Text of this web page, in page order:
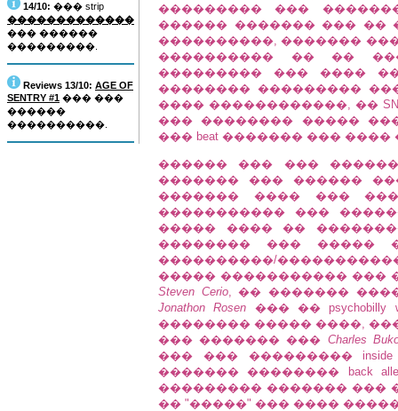
14/10: ��� strip
�������������
��� ������
���������.
Reviews 13/10: AGE OF
SENTRY #1 ��� ���
������
����������.
��������� ���
������ ������� ��� ��
����������, �������
���������� �� ��
��������� ��� ����
�������� ���������
���� ������������, ��
��� �������� �����
��� beat ������� ��� ����
������ ��� ���
������� ��� ������
������� ���� ���
����������� ���
����� ���� ��
�������� ��� �����
����������/
����� ����������� ���
Steven Cerio, �� �������
Jonathon Rosen ��� �� psychobilly
�������� ����� ����, ����.
��� ������� ��� Charles
��� ��� ���������
������� �������� back
��������� ������� ���
�� "�����" ��� ����